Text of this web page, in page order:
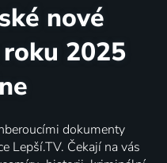
nové
2025
dokumenty
Lepší.TV. Čekají na vás